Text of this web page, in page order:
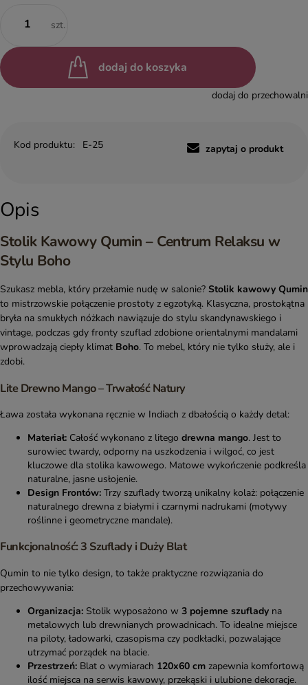
szt.
dodaj do koszyka
dodaj do przechowalni
Kod produktu: E-25 zapytaj o produkt
Opis
Stolik Kawowy Qumin – Centrum Relaksu w
Stylu Boho
Szukasz mebla, który przełamie nudę w salonie? Stolik kawowy Qumin
to mistrzowskie połączenie prostoty z egzotyką. Klasyczna, prostokątna
bryła na smukłych nóżkach nawiązuje do stylu skandynawskiego i
vintage, podczas gdy fronty szuflad zdobione orientalnymi mandalami
wprowadzają ciepły klimat Boho. To mebel, który nie tylko służy, ale i
zdobi.
Lite Drewno Mango – Trwałość Natury
Ława została wykonana ręcznie w Indiach z dbałością o każdy detal:
Materiał: Całość wykonano z litego drewna mango. Jest to
surowiec twardy, odporny na uszkodzenia i wilgoć, co jest
kluczowe dla stolika kawowego. Matowe wykończenie podkreśla
naturalne, jasne usłojenie.
Design Frontów: Trzy szuflady tworzą unikalny kolaż: połączenie
naturalnego drewna z białymi i czarnymi nadrukami (motywy
roślinne i geometryczne mandale).
Funkcjonalność: 3 Szuflady i Duży Blat
Qumin to nie tylko design, to także praktyczne rozwiązania do
przechowywania:
Organizacja: Stolik wyposażono w 3 pojemne szuflady na
metalowych lub drewnianych prowadnicach. To idealne miejsce
na piloty, ładowarki, czasopisma czy podkładki, pozwalające
utrzymać porządek na blacie.
Przestrzeń: Blat o wymiarach 120x60 cm zapewnia komfortową
ilość miejsca na serwis kawowy, przekąski i ulubione dekoracje.